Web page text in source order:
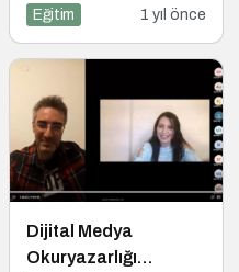
Disiplin ve İngilizce
Eğitim 1 yıl önce
Dijital Medya
Okuryazarlığı